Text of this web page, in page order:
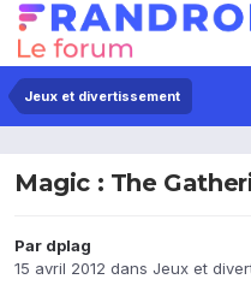
Jeux et divertissement
Magic : The
Par dplag
15 avril 2012 dans Jeux et